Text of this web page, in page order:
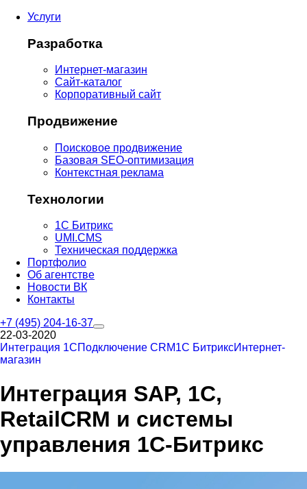
Услуги
Разработка
Интернет-магазин
Сайт-каталог
Корпоративный сайт
Продвижение
Поисковое продвижение
Базовая SEO-оптимизация
Контекстная реклама
Технологии
1С Битрикс
UMI.CMS
Техническая поддержка
Портфолио
Об агентстве
Новости ВК
Контакты
+7 (495) 204-16-37
22-03-2020
Интеграция 1СПодключение CRM1С БитриксИнтернет-
магазин
Интеграция SAP, 1С,
RetailCRM и системы
управления 1С-Битрикс